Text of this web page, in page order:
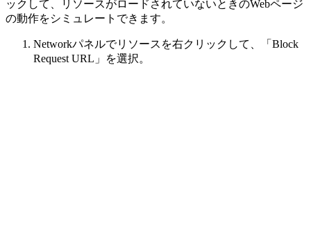
ックして、リソースがロードされていないときのWebページ
の動作をシミュレートできます。
Networkパネルでリソースを右クリックして、「Block
Request URL」を選択。